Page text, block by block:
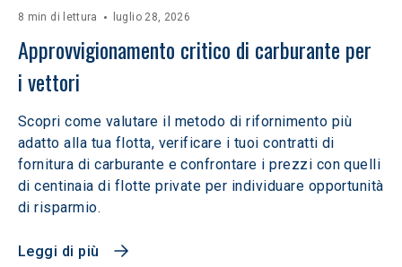
8 min di lettura luglio 28, 2026
Approvvigionamento critico di carburante per
i vettori
Scopri come valutare il metodo di rifornimento più
adatto alla tua flotta, verificare i tuoi contratti di
fornitura di carburante e confrontare i prezzi con quelli
di centinaia di flotte private per individuare opportunità
di risparmio.
Leggi di più